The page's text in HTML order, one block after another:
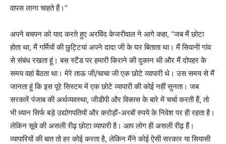
वापस लाना चाहते हैं।”
अपने बचपन को याद करते हुए अरविंद केजरीवाल ने आगे कहा, “जब मैं छोटा
होता था, मैं गर्मियों की छुट्टियां अपने दादा जी के घर बिताता था। मैं सिवानी गांव
से संबंध रखता हूं। बस स्टैंड पर हमारी किराने की दुकान थी और मैं दोपहर के
समय वहां बैठता था। मेरे ताऊ जी/चाचा जी एक छोटे व्यापारी थे। उस समय से मैं
जानता हूं कि इस पूरे सिस्टम में एक छोटे व्यापारी की कोई नहीं सुनता। जब
सरकारें पंजाब की अर्थव्यवस्था, जीडीपी और विकास के बारे में चर्चा करती हैं, तो
भी ध्यान सिर्फ बड़े उद्योगपतियों और करोड़ों-अरबों रुपये के निवेश पर ही रहता है।
लेकिन सूबे की असली रीढ़ छोटा व्यापारी है। आप लोग ही असली रीढ़ हैं।
व्यापारियों की बात तो हर कोई करता है, लेकिन मैंने कोई ऐसी सरकार या सियासी